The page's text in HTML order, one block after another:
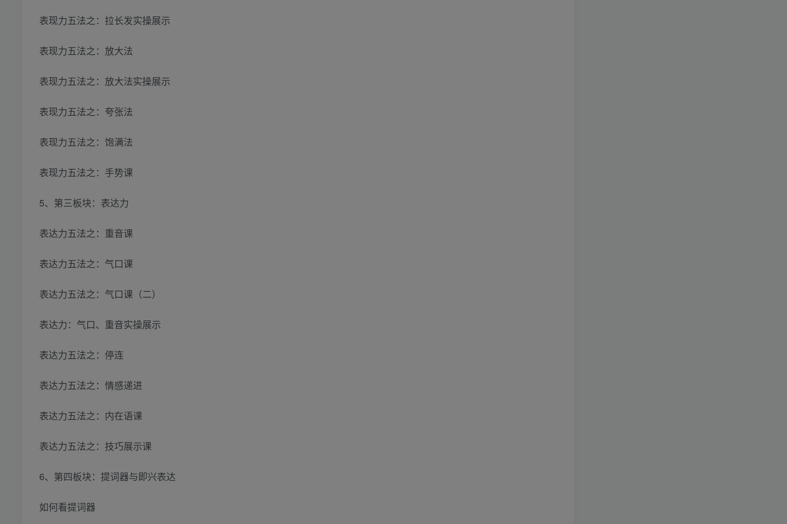
表现力五法之：拉长发实操展示
表现力五法之：放大法
表现力五法之：放大法实操展示
表现力五法之：夸张法
表现力五法之：饱满法
表现力五法之：手势课
5、第三板块：表达力
表达力五法之：重音课
表达力五法之：气口课
表达力五法之：气口课（二）
表达力：气口、重音实操展示
表达力五法之：停连
表达力五法之：情感递进
表达力五法之：内在语课
表达力五法之：技巧展示课
6、第四板块：提词器与即兴表达
如何看提词器